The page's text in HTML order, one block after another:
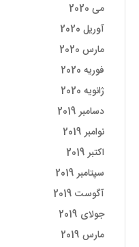
می 2020
آوریل 2020
مارس 2020
فوریه 2020
ژانویه 2020
دسامبر 2019
نوامبر 2019
اکتبر 2019
سپتامبر 2019
آگوست 2019
جولای 2019
مارس 2019